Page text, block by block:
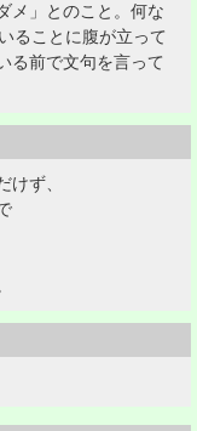
メ」とのこと。何な
ることに腹が立って
る前で文句を言って
ず、